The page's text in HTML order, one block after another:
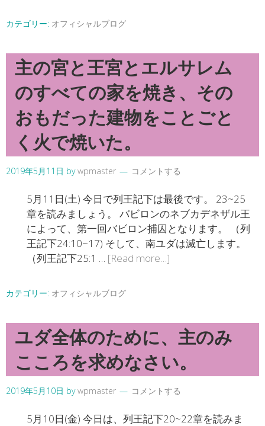
カテゴリー: オフィシャルブログ
主の宮と王宮とエルサレム
のすべての家を焼き、その
おもだった建物をことごと
く火で焼いた。
2019年5月11日 bywpmaster コメントする
5月11日(土) 今日で列王記下は最後です。 23~25
章を読みましょう。 バビロンのネブカデネザル王
によって、第一回バビロン捕囚となります。 （列
王記下24:10~17) そして、南ユダは滅亡します。
（列王記下25:1 … [Read more…]
カテゴリー: オフィシャルブログ
ユダ全体のために、主のみ
こころを求めなさい。
2019年5月10日 bywpmaster コメントする
5月10日(金) 今日は、列王記下20~22章を読みま